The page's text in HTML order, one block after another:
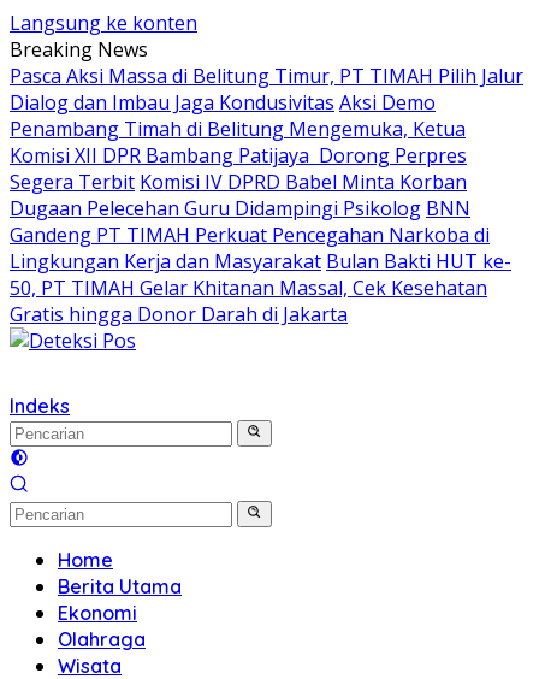
Langsung ke konten
Breaking News
Pasca Aksi Massa di Belitung Timur, PT TIMAH Pilih Jalur
Dialog dan Imbau Jaga Kondusivitas Aksi Demo
Penambang Timah di Belitung Mengemuka, Ketua
Komisi XII DPR Bambang Patijaya Dorong Perpres
Segera Terbit Komisi IV DPRD Babel Minta Korban
Dugaan Pelecehan Guru Didampingi Psikolog BNN
Gandeng PT TIMAH Perkuat Pencegahan Narkoba di
Lingkungan Kerja dan Masyarakat Bulan Bakti HUT ke-
50, PT TIMAH Gelar Khitanan Massal, Cek Kesehatan
Gratis hingga Donor Darah di Jakarta
Indeks
Home
Berita Utama
Ekonomi
Olahraga
Wisata